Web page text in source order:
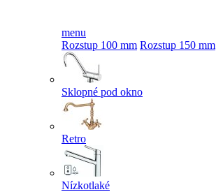
menu
Rozstup 100 mm Rozstup 150 mm
Sklopné pod okno
Retro
Nízkotlaké